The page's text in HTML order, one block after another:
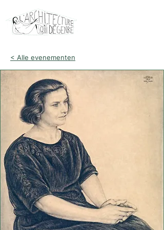
< Alle evenementen